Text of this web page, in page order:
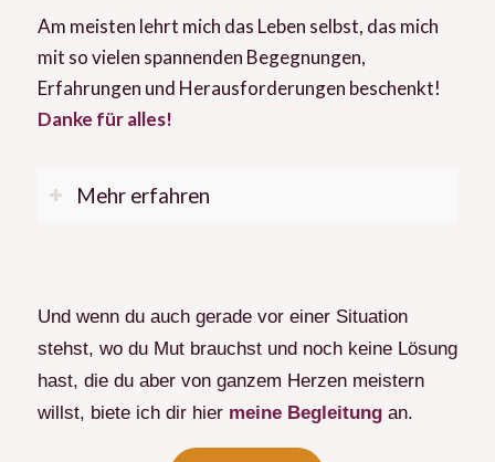
Am meisten lehrt mich das Leben selbst, das mich
mit so vielen spannenden Begegnungen,
Erfahrungen und Herausforderungen beschenkt!
Danke für alles!
Mehr erfahren
Und wenn du auch gerade vor einer Situation
stehst, wo du Mut brauchst und noch keine Lösung
hast, die du aber von ganzem Herzen meistern
willst, biete ich dir hier meine Begleitungan.